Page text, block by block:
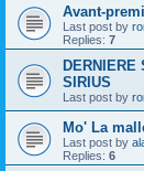
Avant-
Last post by
Replies: 7
DERNIERE
SIRIUS
Last post by
Mo' La
Last post by
Replies: 6